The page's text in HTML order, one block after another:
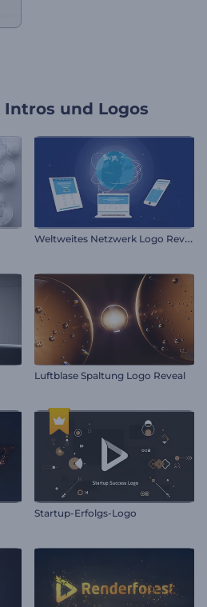
Intros und Logos
W
eltweites Netzwerk Logo Reveal
Luftblase Spaltung Logo Reveal
Startup-Erfolgs-Logo